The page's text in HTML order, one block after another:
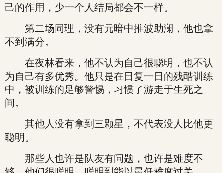
己的作用，少一个人结局都会不一样。
第二场同理，没有元暗中推波助澜，他也拿
不到满分。
在夜林看来，他不认为自己很聪明，也不认
为自己有多优秀。他只是在日复一日的残酷训练
中，被训练的足够警惕，习惯了游走于生死之
间。
其他人没有拿到三颗星，不代表没人比他更
聪明。
那些人也许是队友有问题，也许是难度不